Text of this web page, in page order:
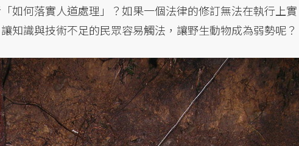
如何落實人道處理」？如果一個法律的修訂無法在執行上實
知識與技術不足的民眾容易觸法，讓野生動物成為弱勢呢？